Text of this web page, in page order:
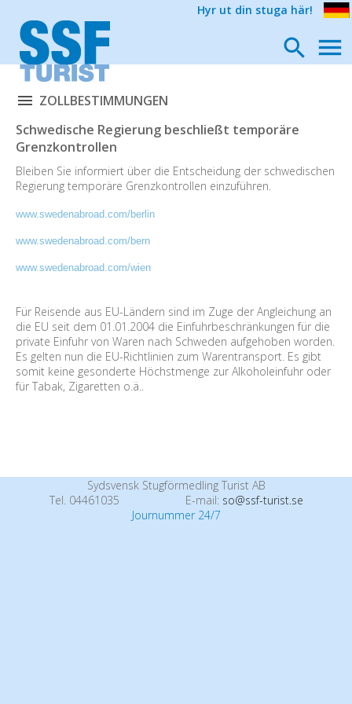
Hyr ut din stuga här!
ZOLLBESTIMMUNGEN
Schwedische Regierung beschließt temporäre
Grenzkontrollen
Bleiben Sie informiert über die Entscheidung der schwedischen
Regierung temporäre Grenzkontrollen einzuführen.
www.swedenabroad.com/berlin
www.swedenabroad.com/bern
www.swedenabroad.com/wien
Für Reisende aus EU-Ländern sind im Zuge der Angleichung an
die EU seit dem 01.01.2004 die Einfuhrbeschränkungen für die
private Einfuhr von Waren nach Schweden aufgehoben worden.
Es gelten nun die EU-Richtlinien zum Warentransport. Es gibt
somit keine gesonderte Höchstmenge zur Alkoholeinfuhr oder
für Tabak, Zigaretten o.ä..
Sydsvensk Stugförmedling Turist AB
Tel. 04461035
E-mail: so@ssf-turist.se
Journummer 24/7